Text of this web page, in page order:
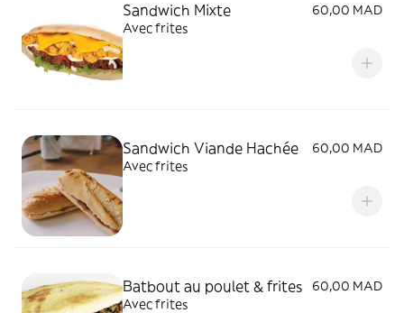
Sandwich Mixte
60,00 MAD
Avec frites
Sandwich Viande Hachée
60,00 MAD
Avec frites
Batbout au poulet & frites
60,00 MAD
Avec frites